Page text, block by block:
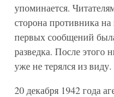
упоминается.
сторона противника
первых сообщений
разведка. После этого
уже не терялся из виду.
20 декабря 1942 года